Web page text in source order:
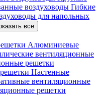
воздуховоды Гибкие
для напольных
все
Алюминиевые
вентиляционные
решетки
Настенные
вентиляционные
решетки